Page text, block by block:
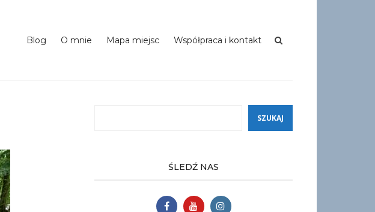
Blog O mnie Mapa miejsc Współpraca i kontakt
SZUKAJ
ŚLEDŹ NAS